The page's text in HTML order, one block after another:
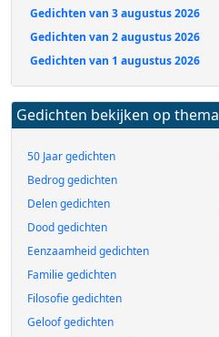
Gedichten van 3 augustus 2026
Gedichten van 2 augustus 2026
Gedichten van 1 augustus 2026
Gedichten bekijken op thema
50 Jaar gedichten
Bedrog gedichten
Delen gedichten
Dood gedichten
Eenzaamheid gedichten
Familie gedichten
Filosofie gedichten
Geloof gedichten